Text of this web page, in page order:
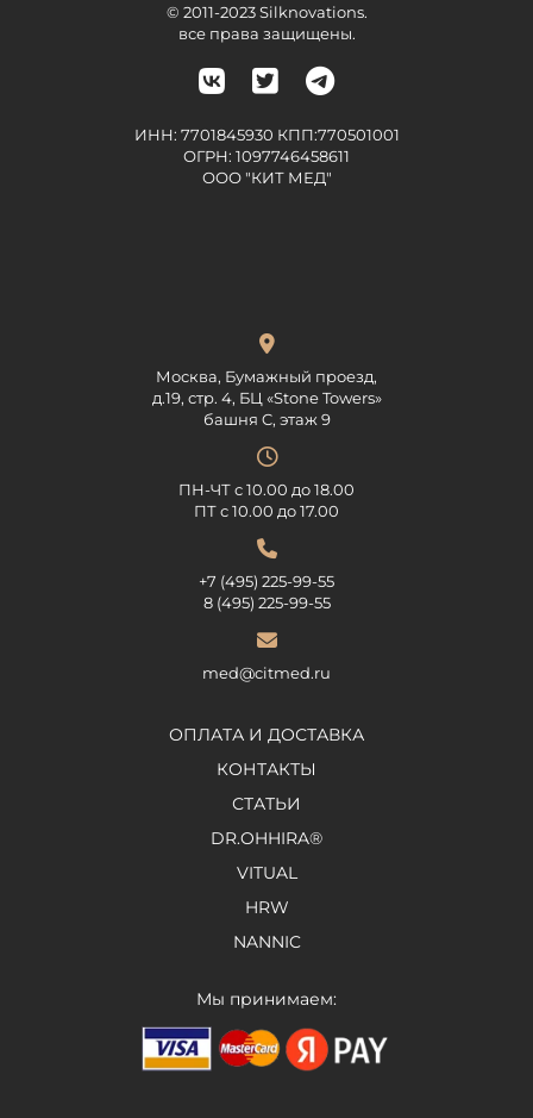
© 2011-2023 Silknovations.
все права защищены.
ИНН: 7701845930 КПП:770501001
ОГРН: 1097746458611
ООО "КИТ МЕД"
Москва, Бумажный проезд,
д.19, стр. 4, БЦ «Stone Towers»
башня C, этаж 9
ПН-ЧТ с 10.00 до 18.00
ПТ с 10.00 до 17.00
+7 (495) 225-99-55
8 (495) 225-99-55
med@citmed.ru
ОПЛАТА И ДОСТАВКА
КОНТАКТЫ
СТАТЬИ
DR.OHHIRA®
VITUAL
HRW
NANNIC
Мы принимаем: